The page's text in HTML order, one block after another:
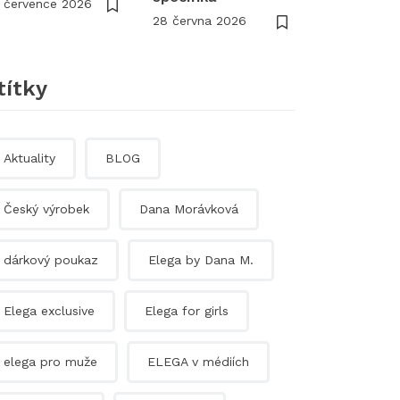
2026
28 června 2026
Aktuality BLOG
Český výrobek Dana Morávková
dárkový poukaz Elega by Dana M.
Elega exclusive Elega for girls
elega pro muže ELEGA v médiích